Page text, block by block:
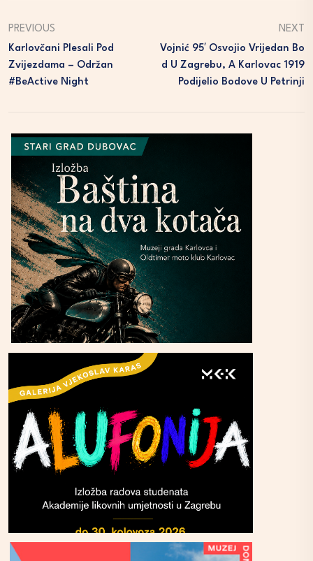
PREVIOUS
Karlovčani Plesali Pod
Zvijezdama – Održan
#BeActive Night
NEXT
Vojnić 95′ Osvojio Vrijedan Bo
D U Zagrebu, A Karlovac 1919
Podijelio Bodove U Petrinji